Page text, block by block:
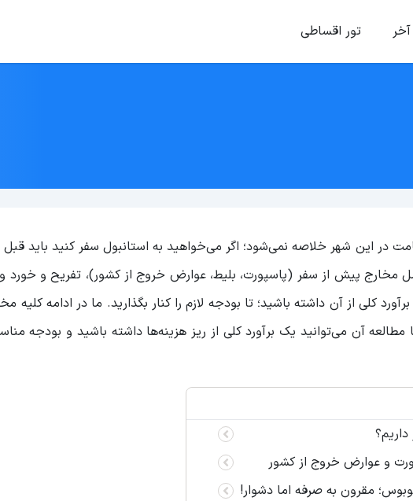
تور اقساطی
در این شهر خلاصه نمی‌شود؛ اگر می‌خواهید به استانبول سفر کنید باید قبل
مخارج پیش از سفر (پاسپورت، بلیط، عوارض خروج از کشور)، تفریح و خورد
کلی از آن داشته باشید؛ تا بودجه لازم را کنار بگذارید. ما در ادامه کلیه
آن می‌توانید یک برآورد کلی از ریز هزینه‌ها داشته باشید و بودجه
و عوارض خروج از کشور
مقرون به صرفه اما دشوار!